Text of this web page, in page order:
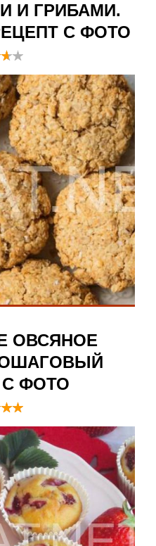
И ГРИБАМИ.
С ФОТО
ОВСЯНОЕ
С ФОТО